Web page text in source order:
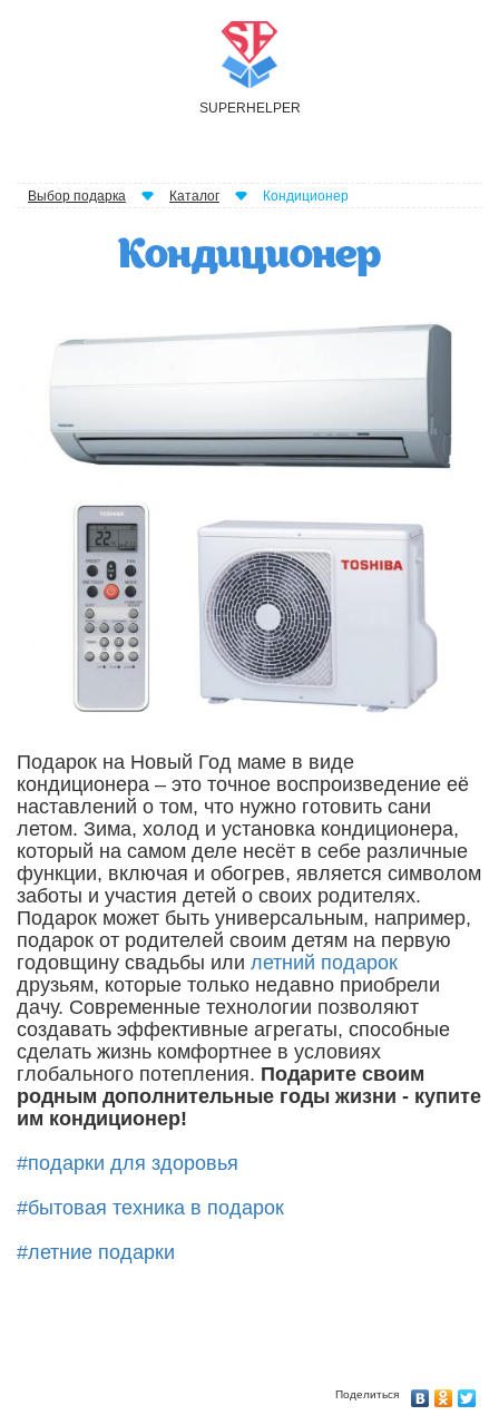
SUPER H ELPER
Выбор подарка Каталог Кондиционер
Кондиционер
Подарок на Новый Год маме в виде
кондиционера – это точное воспроизведение её
наставлений о том, что нужно готовить сани
летом. Зима, холод и установка кондиционера,
который на самом деле несёт в себе различные
функции, включая и обогрев, является символом
заботы и участия детей о своих родителях.
Подарок может быть универсальным, например,
подарок от родителей своим детям на первую
годовщину свадьбы или летний подарок
друзьям, которые только недавно приобрели
дачу. Современные технологии позволяют
создавать эффективные агрегаты, способные
сделать жизнь комфортнее в условиях
глобального потепления. Подарите своим
родным дополнительные годы жизни - купите
им кондиционер!
#подарки для здоровья
#бытовая техника в подарок
#летние подарки
Поделиться